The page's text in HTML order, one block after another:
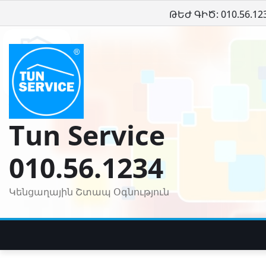
to
ԹԵԺ ԳԻԾ:
Tun Service
010.56.1234
Կենցաղային Շտապ Օգնություն